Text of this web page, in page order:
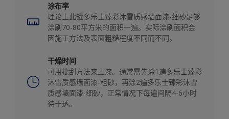
涂布率
理论上此罐多乐士臻彩沐雪质感墙面漆-细砂足够
涂刷70-80平方米的面积一遍。实际涂刷面积会
因施工方法及表面粗糙程度不同而不同。
干燥时间
可用批刮方法来上漆。通常需先涂1遍多乐士臻彩
沐雪质感墙面漆-粗砂，再涂2遍多乐士臻彩沐雪
质感墙面漆-细砂，正常情况下每遍间隔4-6小时
待干透。